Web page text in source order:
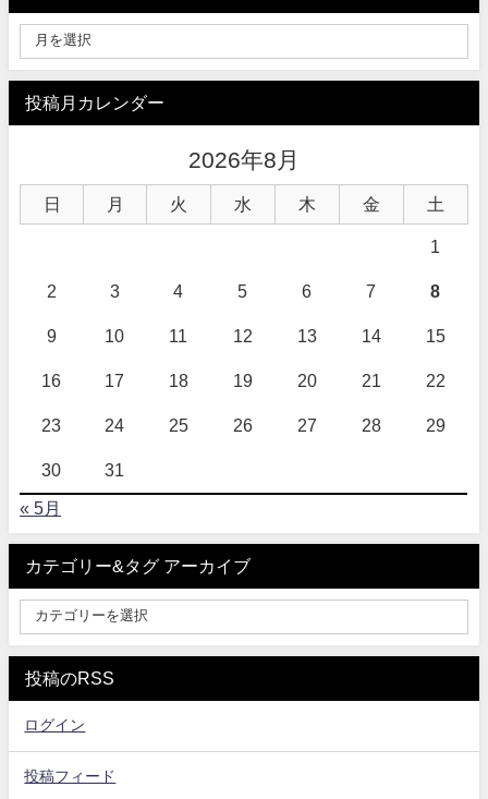
投稿月カレンダー
2026年8月
日 月 火 水 木 金 土
1
2 3 4 5 6 7 8
9 10 11 12 13 14 15
16 17 18 19 20 21 22
23 24 25 26 27 28 29
30 31
« 5月
カテゴリー&タグ アーカイブ
投稿のRSS
ログイン
投稿フィード